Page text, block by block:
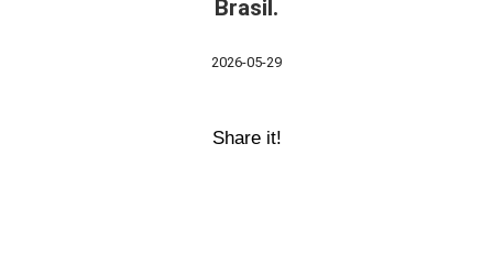
Brasil.
2026-05-29
Share it!